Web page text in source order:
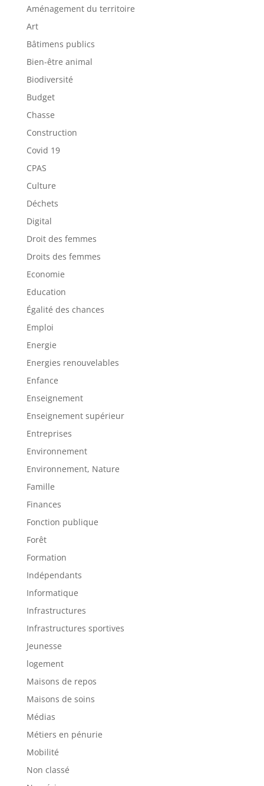
Aménagement du territoire
Art
Bâtimens publics
Bien-être animal
Biodiversité
Budget
Chasse
Construction
Covid 19
CPAS
Culture
Déchets
Digital
Droit des femmes
Droits des femmes
Economie
Education
Égalité des chances
Emploi
Energie
Energies renouvelables
Enfance
Enseignement
Enseignement supérieur
Entreprises
Environnement
Environnement, Nature
Famille
Finances
Fonction publique
Forêt
Formation
Indépendants
Informatique
Infrastructures
Infrastructures sportives
Jeunesse
logement
Maisons de repos
Maisons de soins
Médias
Métiers en pénurie
Mobilité
Non classé